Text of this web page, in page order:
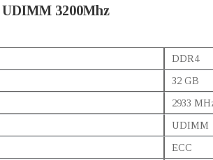
3200Mhz
DDR4
32 GB
2933
UDIMM
ECC